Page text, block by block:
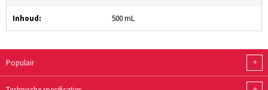
Inhoud: 500 mL
Populair +